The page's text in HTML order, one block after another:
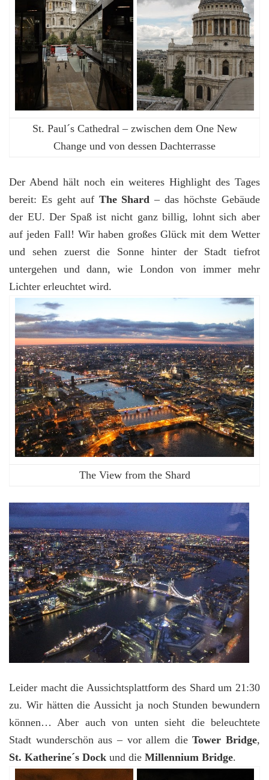
St. Paul´s Cathedral – zwischen dem One New
Change und von dessen Dachterrasse
Der Abend hält noch ein weiteres Highlight des Tages
bereit: Es geht auf The Shard – das höchste Gebäude
der EU. Der Spaß ist nicht ganz billig, lohnt sich aber
auf jeden Fall! Wir haben großes Glück mit dem Wetter
und sehen zuerst die Sonne hinter der Stadt tiefrot
untergehen und dann, wie London von immer mehr
Lichter erleuchtet wird.
The View from the Shard
Leider macht die Aussichtsplattform des Shard um 21:30
zu. Wir hätten die Aussicht ja noch Stunden bewundern
können… Aber auch von unten sieht die beleuchtete
Stadt wunderschön aus – vor allem dieTower Bridge,
St. Katherine´s Dock und die Millennium Bridge.